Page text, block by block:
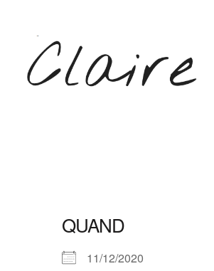
contenu
(Pressez
QUAND
11/12/2020